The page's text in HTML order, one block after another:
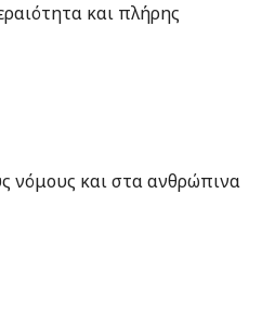
και πλήρης
νόμους και στα ανθρώπινα